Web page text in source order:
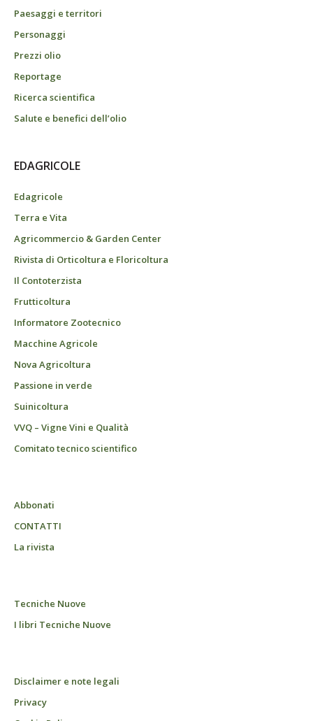
Paesaggi e territori
Personaggi
Prezzi olio
Reportage
Ricerca scientifica
Salute e benefici dell’olio
EDAGRICOLE
Edagricole
Terra e Vita
Agricommercio & Garden Center
Rivista di Orticoltura e Floricoltura
Il Contoterzista
Frutticoltura
Informatore Zootecnico
Macchine Agricole
Nova Agricoltura
Passione in verde
Suinicoltura
VVQ – Vigne Vini e Qualità
Comitato tecnico scientifico
Abbonati
CONTATTI
La rivista
Tecniche Nuove
I libri Tecniche Nuove
Disclaimer e note legali
Privacy